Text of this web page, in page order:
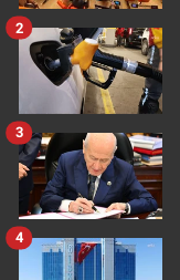
2
3
4